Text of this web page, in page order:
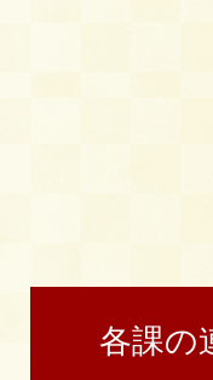
各課の